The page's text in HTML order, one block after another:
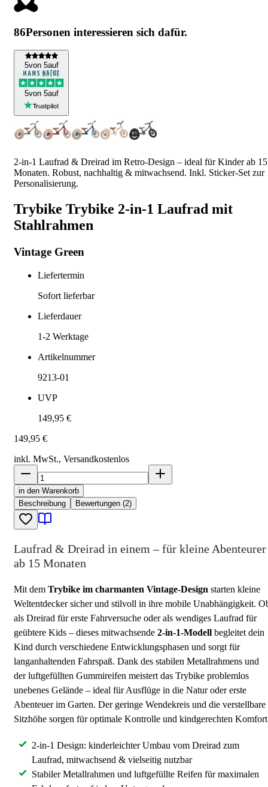
86Personen interessieren sich dafür.
5von 5auf
5von 5auf
2-in-1 Laufrad & Dreirad im Retro-Design – ideal für Kinder ab 15
Monaten. Robust, nachhaltig & mitwachsend. Inkl. Sticker-Set zur
Personalisierung.
Trybike Trybike 2-in-1 Laufrad mit
Stahlrahmen
Vintage Green
Liefertermin
Sofort lieferbar
Lieferdauer
1-2 Werktage
Artikelnummer
9213-01
UVP
149,95 €
149,95 €
inkl. MwSt., Versandkostenlos
in den Warenkorb
Beschreibung
Bewertungen (2)
Laufrad & Dreirad in einem – für kleine Abenteurer
ab 15 Monaten
Mit dem Trybike im charmanten Vintage-Design starten kleine
Weltentdecker sicher und stilvoll in ihre mobile Unabhängigkeit.
als Dreirad für erste Fahrversuche oder als wendiges Laufrad für
geübtere Kids – dieses mitwachsende 2-in-1-Modell begleitet dein
Kind durch verschiedene Entwicklungsphasen und sorgt für
langanhaltenden Fahrspaß. Dank des stabilen Metallrahmens und
der luftgefüllten Gummireifen meistert das Trybike problemlos
unebenes Gelände – ideal für Ausflüge in die Natur oder erste
Abenteuer im Garten. Der geringe Wendekreis und die verstellbare
Sitzhöhe sorgen für optimale Kontrolle und kindgerechten
2-in-1 Design: kinderleichter Umbau vom Dreirad zum
Laufrad, mitwachsend & vielseitig nutzbar
Stabiler Metallrahmen und luftgefüllte Reifen für maximalen